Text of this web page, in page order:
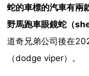
蛇的車標的汽車有兩
野馬跑車眼鏡蛇（
道奇兄弟公司後在
（dodge viper）。